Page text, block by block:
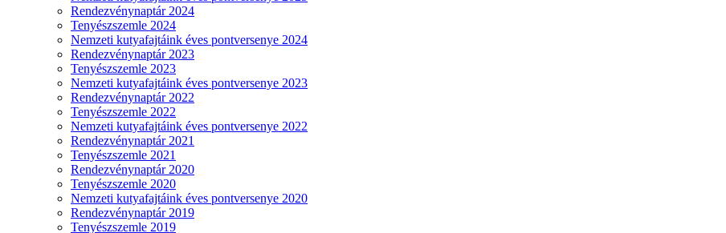
Rendezvénynaptár 2024
Tenyészszemle 2024
Nemzeti kutyafajtáink éves pontversenye 2024
Rendezvénynaptár 2023
Tenyészszemle 2023
Nemzeti kutyafajtáink éves pontversenye 2023
Rendezvénynaptár 2022
Tenyészszemle 2022
Nemzeti kutyafajtáink éves pontversenye 2022
Rendezvénynaptár 2021
Tenyészszemle 2021
Rendezvénynaptár 2020
Tenyészszemle 2020
Nemzeti kutyafajtáink éves pontversenye 2020
Rendezvénynaptár 2019
Tenyészszemle 2019